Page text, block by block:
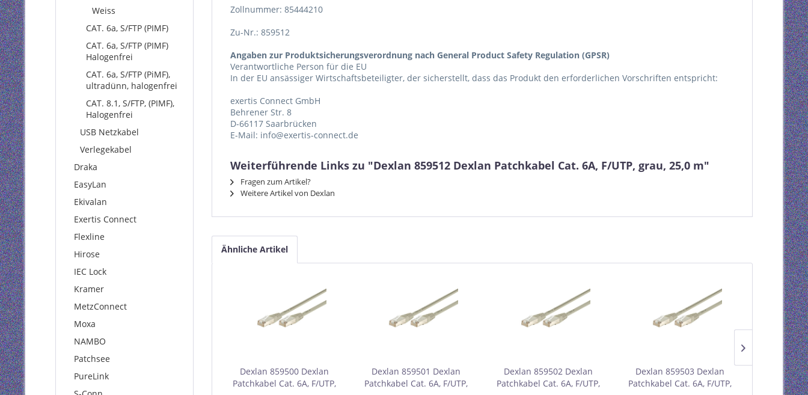
Weiss
CAT. 6a, S/FTP (PIMF)
CAT. 6a, S/FTP (PIMF)
Halogenfrei
CAT. 6a, S/FTP (PiMF),
ultradünn, halogenfrei
CAT. 8.1, S/FTP, (PIMF),
Halogenfrei
USB Netzkabel
Verlegekabel
Draka
EasyLan
Ekivalan
Exertis Connect
Flexline
Hirose
IEC Lock
Kramer
MetzConnect
Moxa
NAMBO
Patchsee
PureLink
Zollnummer: 85444210
Zu-Nr.: 859512
Angaben zur Produktsicherungsverordnung nach General Product Safety Regulation (GPSR)
Verantwortliche Person für die EU
In der EU ansässiger Wirtschaftsbeteiligter, der sicherstellt, dass das Produkt den erforderlichen Vorschriften entspricht:
exertis Connect GmbH
Behrener Str. 8
D-66117 Saarbrücken
E-Mail: info@exertis-connect.de
Weiterführende Links zu "Dexlan 859512 Dexlan Patchkabel Cat. 6A, F/UTP, grau, 25,0 m"
Fragen zum Artikel?
Weitere Artikel von Dexlan
Ähnliche Artikel
Dexlan 859500 Dexlan
Patchkabel Cat. 6A, F/UTP,
Dexlan 859501 Dexlan
Patchkabel Cat. 6A, F/UTP,
Dexlan 859502 Dexlan
Patchkabel Cat. 6A, F/UTP,
Dexlan 859503 Dexlan
Patchkabel Cat. 6A, F/UTP,
Dexlan